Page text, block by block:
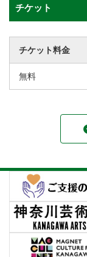
チケット
チケット料金
無料